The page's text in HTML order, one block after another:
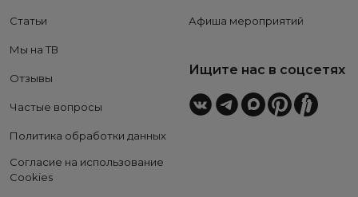
Статьи
Мы на ТВ
Отзывы
Частые вопросы
Политика обработки данных
Согласие на использование
Cookies
Афиша мероприятий
Ищите нас в соцсетях